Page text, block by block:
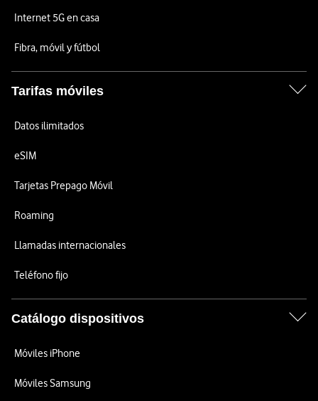
Internet 5G en casa
Fibra, móvil y fútbol
Tarifas móviles
Datos ilimitados
eSIM
Tarjetas Prepago Móvil
Roaming
Llamadas internacionales
Teléfono fijo
Catálogo dispositivos
Móviles iPhone
Móviles Samsung